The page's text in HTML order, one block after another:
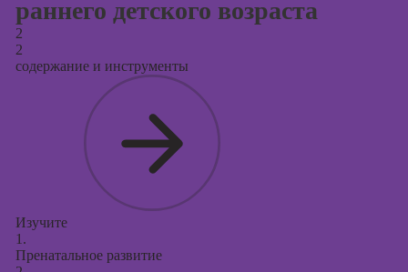
раннего детского возраста
2
2
содержание и инструменты
Изучите
1.
Пренатальное развитие